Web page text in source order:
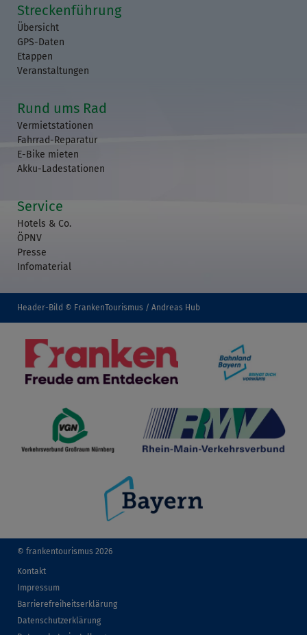
Streckenführung
Übersicht
GPS-Daten
Etappen
Veranstaltungen
Rund ums Rad
Vermietstationen
Fahrrad-Reparatur
E-Bike mieten
Akku-Ladestationen
Service
Hotels & Co.
ÖPNV
Presse
Infomaterial
Header-Bild © FrankenTourismus / Andreas Hub
© frankentourismus 2026
Kontakt
Impressum
Barrierefreiheitserklärung
Datenschutzerklärung